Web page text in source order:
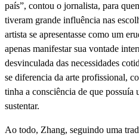
país”, contou o jornalista, para
tiveram grande influência nas
artista se apresentasse como um
apenas manifestar sua vontade
desvinculada das necessidades
se diferencia da arte profissional,
tinha a consciência de que
sustentar.
Ao todo, Zhang, seguindo uma